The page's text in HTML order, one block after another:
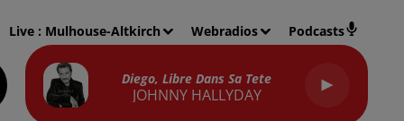
Live : Mulhouse-Altkirch Webradios Podcasts
Diego, Libre Dans Sa Tete
JOHNNY HALLYDAY